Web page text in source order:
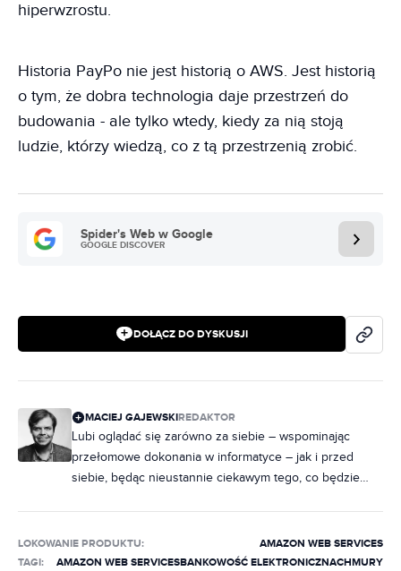
hiperwzrostu.
Historia PayPo nie jest historią o AWS. Jest historią
o tym, że dobra technologia daje przestrzeń do
budowania - ale tylko wtedy, kiedy za nią stoją
ludzie, którzy wiedzą, co z tą przestrzenią zrobić.
Spider's Web w Google
GOOGLE DISCOVER
DOŁĄCZ DO DYSKUSJI
MACIEJ GAJEWSKIREDAKTOR
Lubi oglądać się zarówno za siebie – wspominając
przełomowe dokonania w informatyce – jak i przed
siebie, będąc nieustannie ciekawym tego, co będzie
czy sztuczna inteligencja. Nic dziwnego, że jako
specjalizację obrał sobie pilnowanie firmy Microsoft.
LOKOWANIE PRODUKTU:
AMAZON WEB SERVICES
TAGI:
AMAZON WEB SERVICESBANKOWOŚĆ ELEKTRONICZNACHMURY